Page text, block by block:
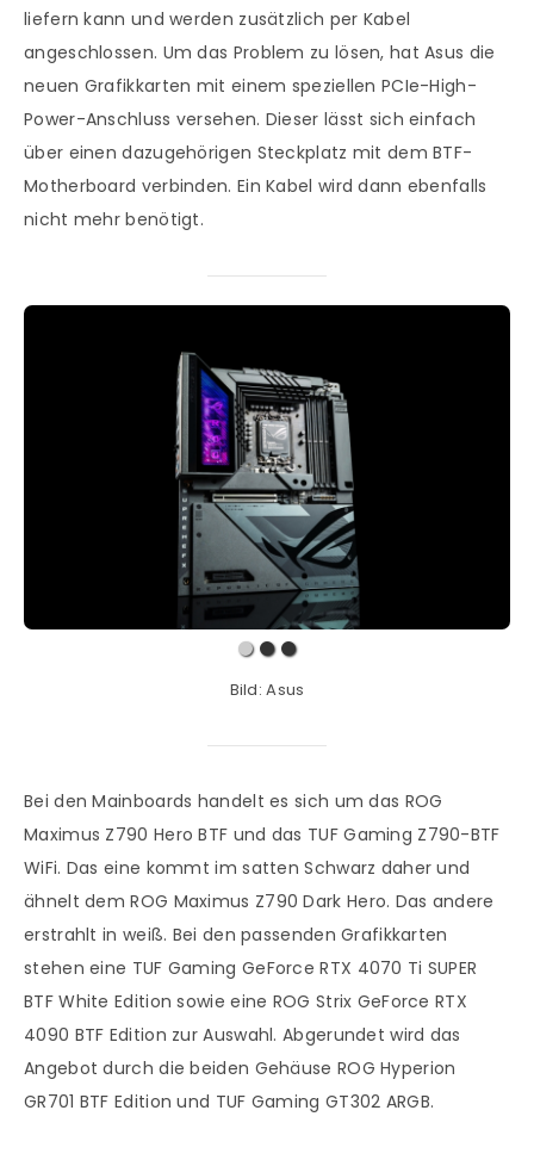
liefern kann und werden zusätzlich per Kabel
angeschlossen. Um das Problem zu lösen, hat Asus die
neuen Grafikkarten mit einem speziellen PCIe-High-
Power-Anschluss versehen. Dieser lässt sich einfach
über einen dazugehörigen Steckplatz mit dem BTF-
Motherboard verbinden. Ein Kabel wird dann ebenfalls
nicht mehr benötigt.
Bild: Asus
Bei den Mainboards handelt es sich um das ROG
Maximus Z790 Hero BTF und das TUF Gaming Z790-BTF
WiFi. Das eine kommt im satten Schwarz daher und
ähnelt dem ROG Maximus Z790 Dark Hero. Das andere
erstrahlt in weiß. Bei den passenden Grafikkarten
stehen eine TUF Gaming GeForce RTX 4070 Ti SUPER
BTF White Edition sowie eine ROG Strix GeForce RTX
4090 BTF Edition zur Auswahl. Abgerundet wird das
Angebot durch die beiden Gehäuse ROG Hyperion
GR701 BTF Edition und TUF Gaming GT302 ARGB.